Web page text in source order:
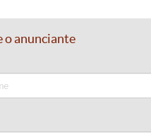
o anunciante